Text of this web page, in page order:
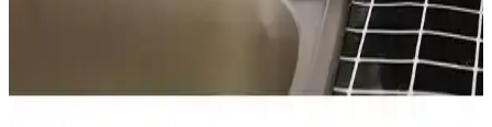
Hızlı Su Isıtıcıları: Modern Yaşam İçin Güvenilir ve
Modern yaşamın vazgeçilmezi olan hızlı su ısıtıcıları, pratiklik, enerji
tasarrufu ve güvenlik özellikleriyle öne çıkar. Farklı modeller ve